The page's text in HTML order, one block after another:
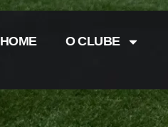
HOME O CLUBE